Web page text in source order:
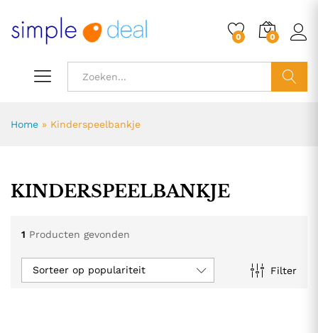
0 0
Home » Kinderspeelbankje
KINDERSPEELBANKJE
1 Producten gevonden
Filter
Sorteer op populariteit